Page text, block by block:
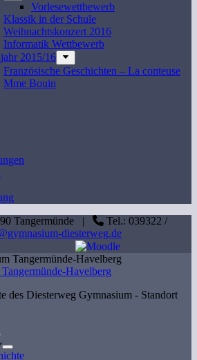
Vorlesewettbewerb
Klassik in der Schule
Weihnachtskonzert 2016
Informatik Wettbewerb
2015/16
Französische Geschichten – La conteuse
Mme Bouin
Tangermünde |
Tel.: 039322 /
diesterweg.de
Havelberg
des Diesterweg Gymnasium - Standort